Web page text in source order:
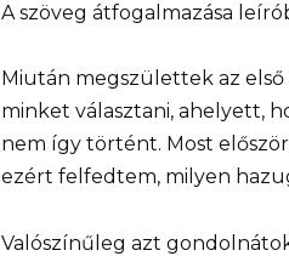
A szöveg átfogalmazása
Miután megszülettek az
minket választani, ahelyett,
nem így történt. Most
ezért felfedtem, milyen
Valószínűleg azt